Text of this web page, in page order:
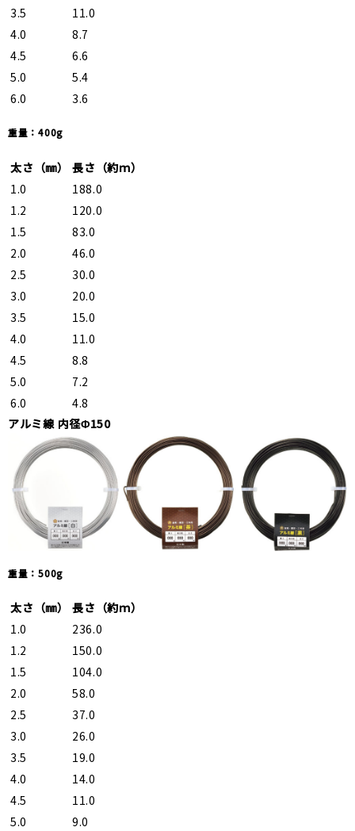
3.5
11.0
4.0
8.7
4.5
6.6
5.0
5.4
6.0
3.6
重量：400g
太さ（㎜）
長さ（約ｍ）
1.0
188.0
1.2
120.0
1.5
83.0
2.0
46.0
2.5
30.0
3.0
20.0
3.5
15.0
4.0
11.0
4.5
8.8
5.0
7.2
6.0
4.8
アルミ線 内径Φ150
重量：500g
太さ（㎜）
長さ（約ｍ）
1.0
236.0
1.2
150.0
1.5
104.0
2.0
58.0
2.5
37.0
3.0
26.0
3.5
19.0
4.0
14.0
4.5
11.0
5.0
9.0